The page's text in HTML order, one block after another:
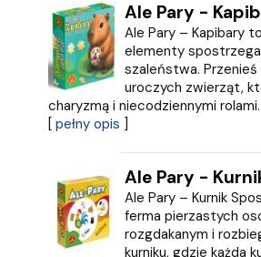
Ale Pary -
Ale Pary – Kapibary
elementy
szaleństwa.
uroczych zwierząt,
charyzmą i niecodziennymi
[ pełny opis ]
Ale Pary -
Ale Pary – Kurnik
ferma pierzastych
rozgdakanym i
kurniku, gdzie każda